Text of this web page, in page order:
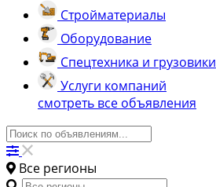
Стройматериалы
Оборудование
Спецтехника и грузовики
Услуги компаний
смотреть все объявления
Все регионы